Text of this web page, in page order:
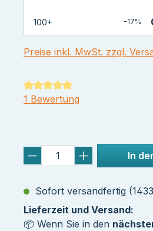
100+ -17%
Preise inkl. MwSt. zzgl.
Durchschnittliche
1 Bewertung
In
Sofort versandfertig
Lieferzeit und Versand:
📦 Wenn Sie in den